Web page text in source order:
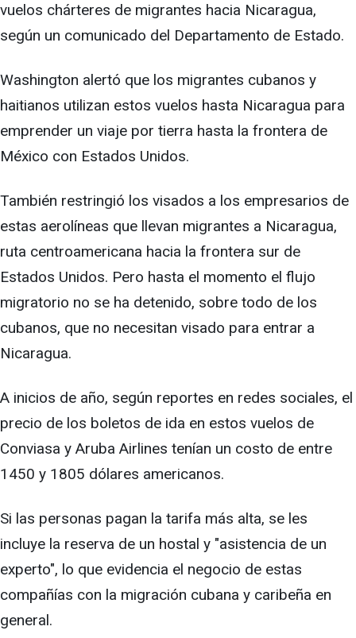
vuelos chárteres de migrantes hacia Nicaragua,
según un comunicado del Departamento de Estado.
Washington alertó que los migrantes cubanos y
haitianos utilizan estos vuelos hasta Nicaragua para
emprender un viaje por tierra hasta la frontera de
México con Estados Unidos.
También restringió los visados a los empresarios de
estas aerolíneas que llevan migrantes a Nicaragua,
ruta centroamericana hacia la frontera sur de
Estados Unidos. Pero hasta el momento el flujo
migratorio no se ha detenido, sobre todo de los
cubanos, que no necesitan visado para entrar a
Nicaragua.
A inicios de año, según reportes en redes sociales, el
precio de los boletos de ida en estos vuelos de
Conviasa y Aruba Airlines tenían un costo de entre
1450 y 1805 dólares americanos.
Si las personas pagan la tarifa más alta, se les
incluye la reserva de un hostal y "asistencia de un
experto", lo que evidencia el negocio de estas
compañías con la migración cubana y caribeña en
general.